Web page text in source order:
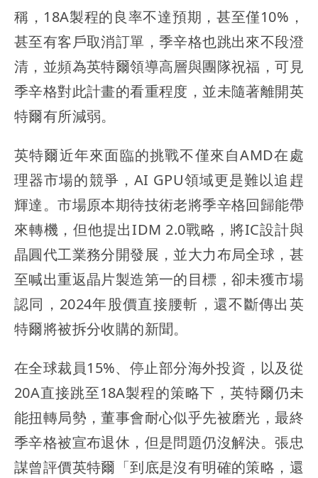
稱，18A製程的良率不達預期，甚至僅10%，
甚至有客戶取消訂單，季辛格也跳出來不段澄
清，並頻為英特爾領導高層與團隊祝福，可見
季辛格對此計畫的看重程度，並未隨著離開英
特爾有所減弱。
英特爾近年來面臨的挑戰不僅來自AMD在處
理器市場的競爭，AI GPU領域更是難以追趕
輝達。市場原本期待技術老將季辛格回歸能帶
來轉機，但他提出IDM 2.0戰略，將IC設計與
晶圓代工業務分開發展，並大力布局全球，甚
至喊出重返晶片製造第一的目標，卻未獲市場
認同，2024年股價直接腰斬，還不斷傳出英
特爾將被拆分收購的新聞。
在全球裁員15%、停止部分海外投資，以及從
20A直接跳至18A製程的策略下，英特爾仍未
能扭轉局勢，董事會耐心似乎先被磨光，最終
季辛格被宣布退休，但是問題仍沒解決。張忠
謀曾評價英特爾「到底是沒有明確的策略，還